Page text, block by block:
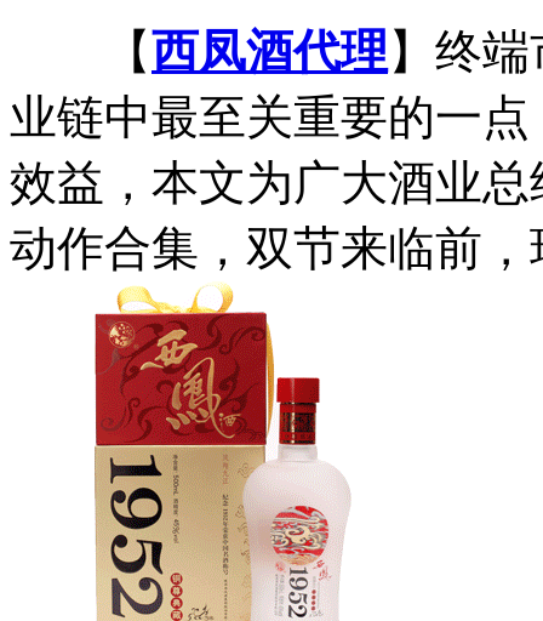
【西凤酒代理 】终
业链中最至关重要的一
效益，本文为广大酒业
动作合集，双节来临前